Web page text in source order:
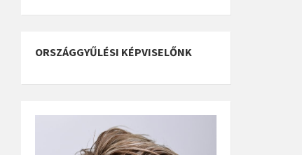
ORSZÁGGYŰLÉSI KÉPVISELŐNK